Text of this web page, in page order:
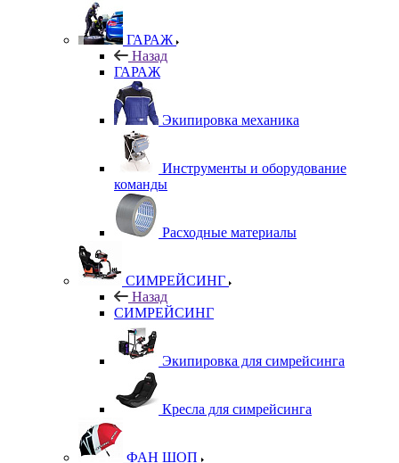
ГАРАЖ
Назад
ГАРАЖ
Экипировка механика
Инструменты и оборудование
команды
Расходные материалы
СИМРЕЙСИНГ
Назад
СИМРЕЙСИНГ
Экипировка для симрейсинга
Кресла для симрейсинга
ФАН ШОП